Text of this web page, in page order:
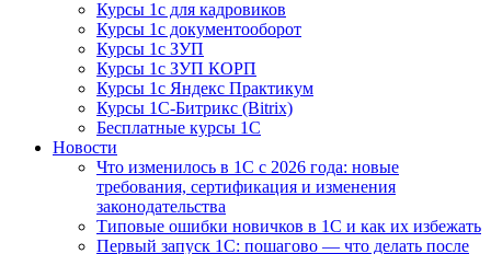
Курсы 1с для кадровиков
Курсы 1с документооборот
Курсы 1с ЗУП
Курсы 1с ЗУП КОРП
Курсы 1с Яндекс Практикум
Курсы 1С-Битрикс (Bitrix)
Бесплатные курсы 1С
Новости
Что изменилось в 1С с 2026 года: новые
требования, сертификация и изменения
законодательства
Типовые ошибки новичков в 1С и как их избежать
Первый запуск 1С: пошагово — что делать после